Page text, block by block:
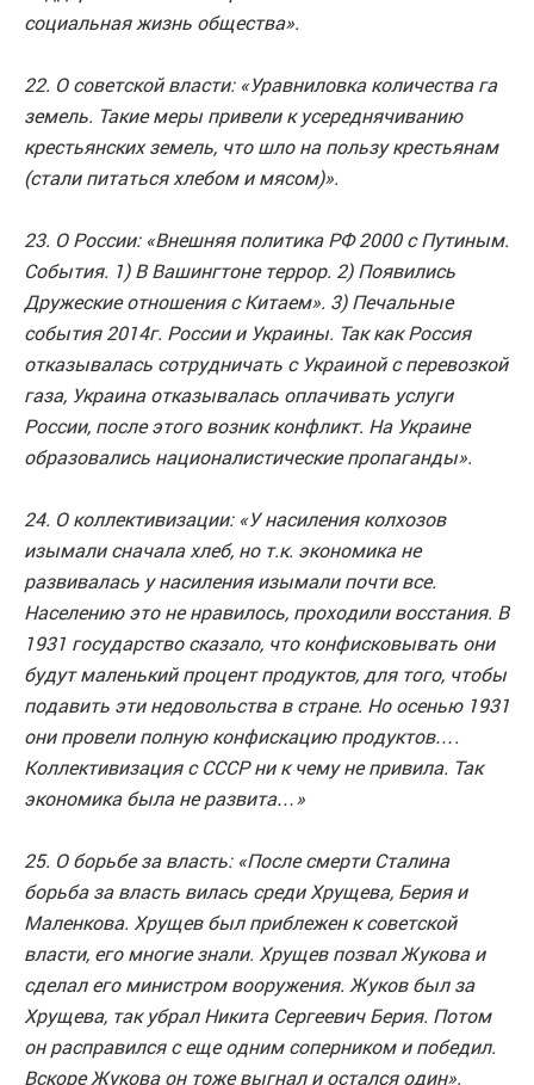
социальная жизнь общества».
22. О советской власти: «Уравниловка количества га
земель. Такие меры привели к усереднячиванию
крестьянских земель, что шло на пользу крестьянам
(стали питаться хлебом и мясом)».
23. О России: «Внешняя политика РФ 2000 с Путиным.
События. 1) В Вашингтоне террор. 2) Появились
Дружеские отношения с Китаем». 3) Печальные
события 2014г. России и Украины. Так как Россия
отказывалась сотрудничать с Украиной с перевозкой
газа, Украина отказывалась оплачивать услуги
России, после этого возник конфликт. На Украине
образовались националистические пропаганды».
24. О коллективизации: «У насиления колхозов
изымали сначала хлеб, но т.к. экономика не
развивалась у насиления изымали почти все.
Населению это не нравилось, проходили восстания. В
1931 государство сказало, что конфисковывать они
будут маленький процент продуктов, для того, чтобы
подавить эти недовольства в стране. Но осенью 1931
они провели полную конфискацию продуктов….
Коллективизация с СССР ни к чему не привила. Так
экономика была не развита…»
25. О борьбе за власть: «После смерти Сталина
борьба за власть вилась среди Хрущева, Берия и
Маленкова. Хрущев был приблежен к советской
власти, его многие знали. Хрущев позвал Жукова и
сделал его министром вооружения. Жуков был за
Хрущева, так убрал Никита Сергеевич Берия. Потом
он расправился с еще одним соперником и победил.
Вскоре Жукова он тоже выгнал и остался один».